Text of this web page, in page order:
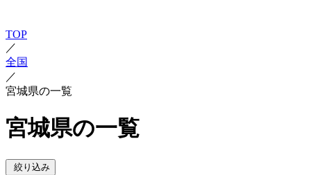
TOP
／
全国
／
宮城県の一覧
宮城県の一覧
絞り込み